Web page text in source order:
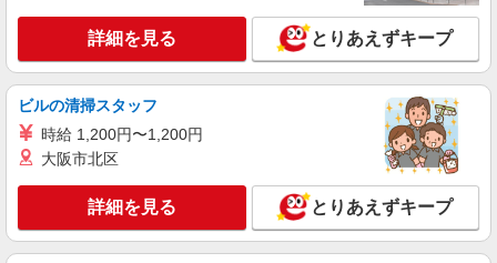
+゜・。○。・゜+゜・。○。・゜+゜ 入社祝い金10
万円支給(規定有) お友達を紹介頂くと, インセンテ
ィブ支給(規定有) ★月2回払い・週払い可能（規程
有）★ ゜・。○。・゜+゜・。○。・゜+゜
三重県津市のsoftbankショップ
キープ 詳細を見る
派遣社員
株式会社シエロ
時給1300円〜1400円（経験・能力による） ※
残業代支給 ★交通費別途支給（規定あり） ゜
+゜・。○。・゜+゜・。○。・゜+゜ 入社祝い金10
万円支給(規定有) お友達を紹介頂くと, インセンテ
三重県津市のsoftbankショップ
詳細を見る とりあえずキープ
ビルの清掃スタッフ
時給 1,200円〜1,200円
大阪市北区
詳細を見る とりあえずキープ